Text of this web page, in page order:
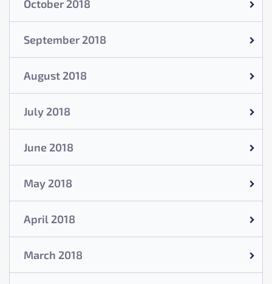
October 2018
September 2018
August 2018
July 2018
June 2018
May 2018
April 2018
March 2018